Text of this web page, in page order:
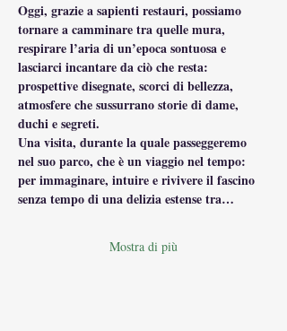
Oggi, grazie a sapienti restauri, possiamo
tornare a camminare tra quelle mura,
respirare l’aria di un’epoca sontuosa e
lasciarci incantare da ciò che resta:
prospettive disegnate, scorci di bellezza,
atmosfere che sussurrano storie di dame,
duchi e segreti.
Una visita, durante la quale passeggeremo
nel suo parco, che è un viaggio nel tempo:
per immaginare, intuire e rivivere il fascino
senza tempo di una delizia estense tra…
Mostra di più